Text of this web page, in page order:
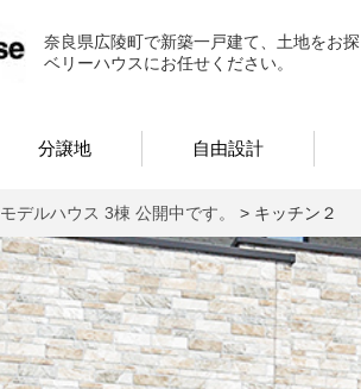
ベリーハウス｜奈良県広陵町の新築
奈良県広陵町で新築一戸建て、土地をお
ベリーハウスにお任せください。
分譲地 自由設計
モデルハウス 3棟 公開中です。 > キッチン２